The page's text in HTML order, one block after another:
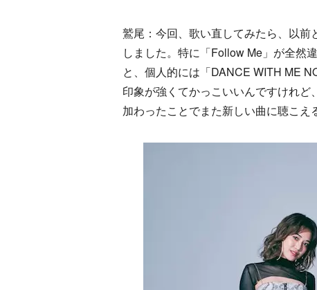
鷲尾：今回、歌い直してみたら、以前
しました。特に「Follow Me」が全然
と、個人的には「DANCE WITH ME
印象が強くてかっこいいんですけれ
加わったことでまた新しい曲に聴こえ